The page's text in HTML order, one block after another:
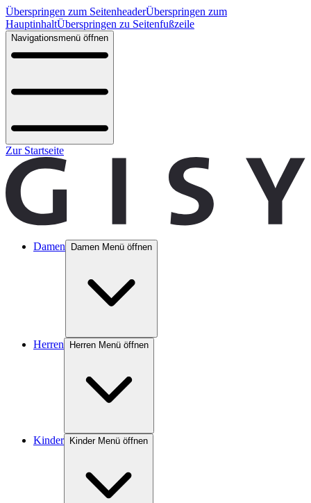
Überspringen zum SeitenheaderÜberspringen zum
HauptinhaltÜberspringen zu Seitenfußzeile
Navigationsmenü öffnen
Zur Startseite
Damen Damen Menü öffnen
Herren Herren Menü öffnen
Kinder Kinder Menü öffnen